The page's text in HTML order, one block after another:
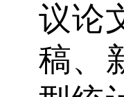
议论
稿、